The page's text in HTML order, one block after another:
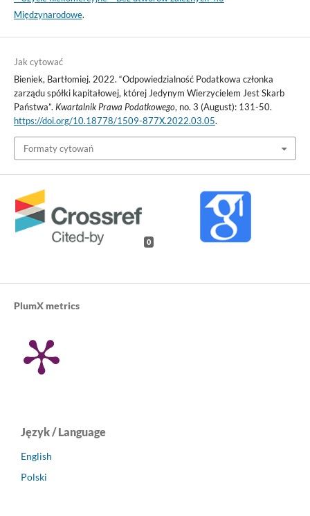
Międzynarodowe.
Jak cytować
Bieniek, Bartłomiej. 2022. “Odpowiedzialność Podatkowa członka
zarządu spółki kapitałowej, której Jedynym Wierzycielem Jest Skarb
Państwa”. Kwartalnik Prawa Podatkowego, no. 3 (August): 131-50.
https://doi.org/10.18778/1509-877X.2022.03.05.
Formaty cytowań
0
PlumX metrics
Język / Language
English
Polski